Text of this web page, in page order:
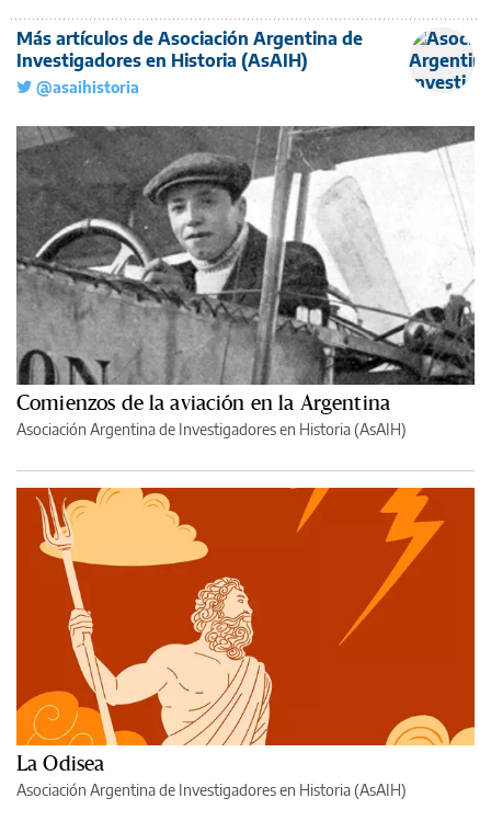
Más artículos de Asociación Argentina de
Investigadores en Historia (AsAIH)
@asaihistoria
Comienzos de la aviación en la Argentina
Asociación Argentina de Investigadores en Historia (AsAIH)
La Odisea
Asociación Argentina de Investigadores en Historia (AsAIH)